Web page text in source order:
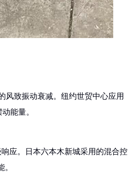
风致振动衰减。纽约世贸中心应用
能量。
应。日本六本木新城采用的混合控